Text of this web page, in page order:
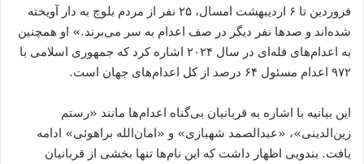
فروردین تا ۶ اردیبهشت امسال، ۲۵ نفر از مردم بلوچ به دار آویخته
شده‌اند و صدها نفر دیگر در صف اعدام به سر می‌برند.» او همچنین
به اعدام‌های فله‌ای در سال ۲۰۲۴ اشاره کرد که جمهوری اسلامی با
۹۷۲ اعدام مسئول ۶۴ درصد از کل اعدام‌های جهان است.
این بیانیه با اشاره به قربانیان بی‌گناه اعدام‌ها مانند «رستم
زین‌الدینی»، «عبدالصمد شهبازی» و «امان‌الله براهوئی» ادامه
یافت. بندویی اظهار داشت که این نام‌ها تنها بخشی از قربانیان